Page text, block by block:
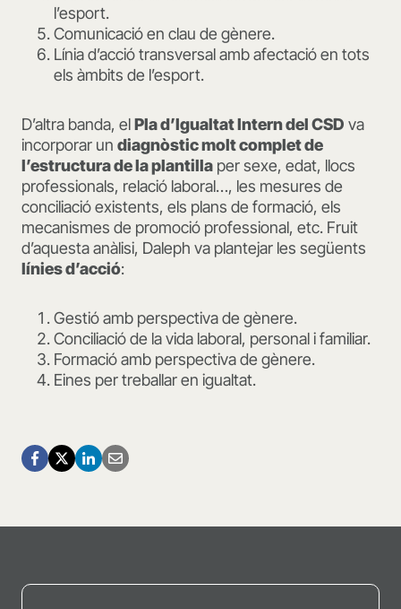
l’esport.
Comunicació en clau de gènere.
Línia d’acció transversal amb afectació en tots
els àmbits de l’esport.
D’altra banda, elPla d’Igualtat Intern del CSD va
incorporar un diagnòstic molt complet de
l’estructura de la plantilla per sexe, edat, llocs
professionals, relació laboral…, les mesures de
conciliació existents, els plans de formació, els
mecanismes de promoció professional, etc. Fruit
d’aquesta anàlisi, Daleph va plantejar les següents
línies d’acció:
Gestió amb perspectiva de gènere.
Conciliació de la vida laboral, personal i familiar.
Formació amb perspectiva de gènere.
Eines per treballar en igualtat.